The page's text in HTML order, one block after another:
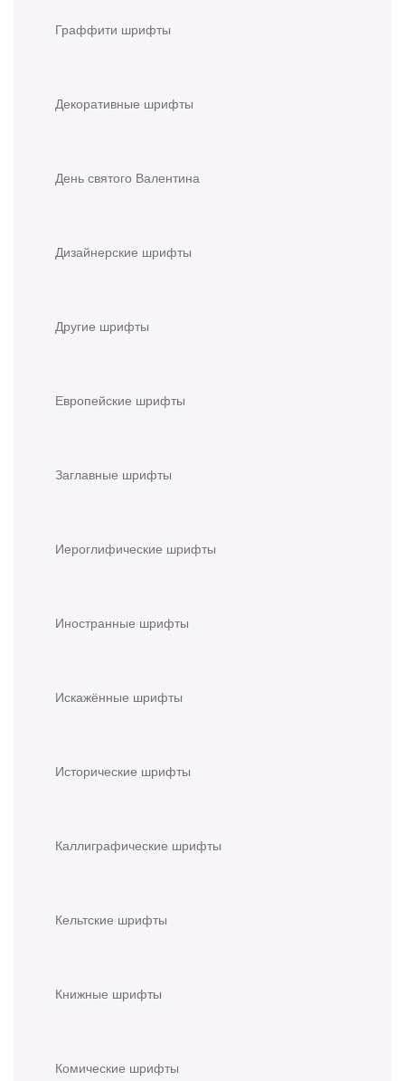
Граффити шрифты
Декоративные шрифты
День святого Валентина
Дизайнерские шрифты
Другие шрифты
Европейские шрифты
Заглавные шрифты
Иероглифические шрифты
Иностранные шрифты
Искажённые шрифты
Исторические шрифты
Каллиграфические шрифты
Кельтские шрифты
Книжные шрифты
Комические шрифты